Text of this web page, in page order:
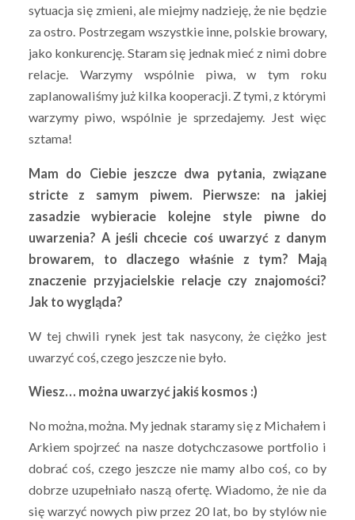
sytuacja się zmieni, ale miejmy nadzieję, że nie będzie
za ostro. Postrzegam wszystkie inne, polskie browary,
jako konkurencję. Staram się jednak mieć z nimi dobre
relacje. Warzymy wspólnie piwa, w tym roku
zaplanowaliśmy już kilka kooperacji. Z tymi, z którymi
warzymy piwo, wspólnie je sprzedajemy. Jest więc
sztama!
Mam do Ciebie jeszcze dwa pytania, związane
stricte z samym piwem. Pierwsze: na jakiej
zasadzie wybieracie kolejne style piwne do
uwarzenia? A jeśli chcecie coś uwarzyć z danym
browarem, to dlaczego właśnie z tym? Mają
znaczenie przyjacielskie relacje czy znajomości?
Jak to wygląda?
W tej chwili rynek jest tak nasycony, że ciężko jest
uwarzyć coś, czego jeszcze nie było.
Wiesz… można uwarzyć jakiś kosmos :)
No można, można. My jednak staramy się z Michałem i
Arkiem spojrzeć na nasze dotychczasowe portfolio i
dobrać coś, czego jeszcze nie mamy albo coś, co by
dobrze uzupełniało naszą ofertę. Wiadomo, że nie da
się warzyć nowych piw przez 20 lat, bo by stylów nie